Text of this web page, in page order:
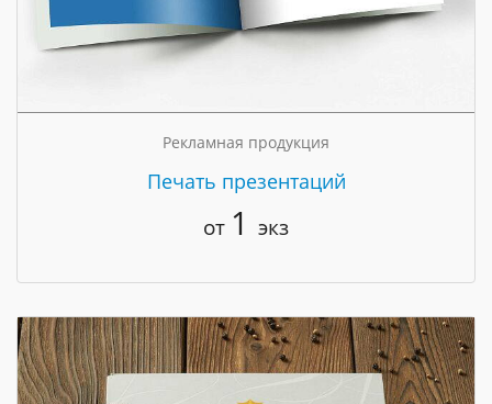
Рекламная продукция
Печать презентаций
от 1 экз